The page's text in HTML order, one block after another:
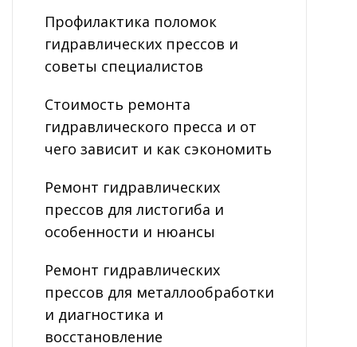
Профилактика поломок
гидравлических прессов и
советы специалистов
Стоимость ремонта
гидравлического пресса и от
чего зависит и как сэкономить
Ремонт гидравлических
прессов для листогиба и
особенности и нюансы
Ремонт гидравлических
прессов для металлообработки
и диагностика и
восстановление